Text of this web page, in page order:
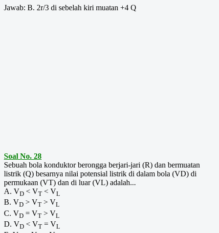
Jawab: B. 2r/3 di sebelah kiri muatan +4 Q
Soal No. 28
Sebuah bola konduktor berongga berjari-jari (R) dan bermuatan
listrik (Q) besarnya nilai potensial listrik di dalam bola (VD) di
permukaan (VT) dan di luar (VL) adalah...
A. VD < VT < VL
B. VD > VT > VL
C. VD = VT > VL
D. VD < VT = VL